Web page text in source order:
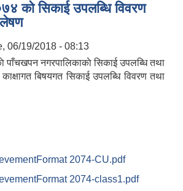
काे सिकाई उपलब्धि विवरण
06/19/2018 - 08:13
पाँचखपन नगरपालिकाकाे सिकाई उपलब्धि तथा
बिषयगत सिकाई उपलब्धि विवरण तथा
2074-CU.pdf
2074-class1.pdf